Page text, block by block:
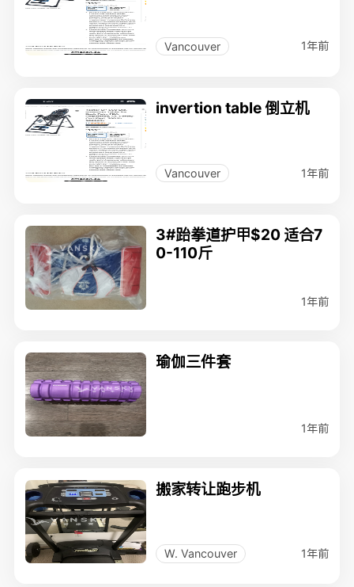
Vancouver 1年前
invertion table 倒立机
Vancouver 1年前
3#跆拳道护甲$20 适合7
0-110斤
1年前
瑜伽三件套
1年前
搬家转让跑步机
W. Vancouver 1年前